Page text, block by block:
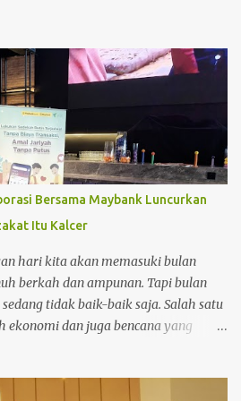
Bersama Maybank Luncurkan
Itu Kalcer
hari kita akan memasuki bulan
berkah dan ampunan. Tapi bulan
tidak baik-baik saja. Salah satu
dan juga bencana yang
Barat. Hati langsung trenyuh